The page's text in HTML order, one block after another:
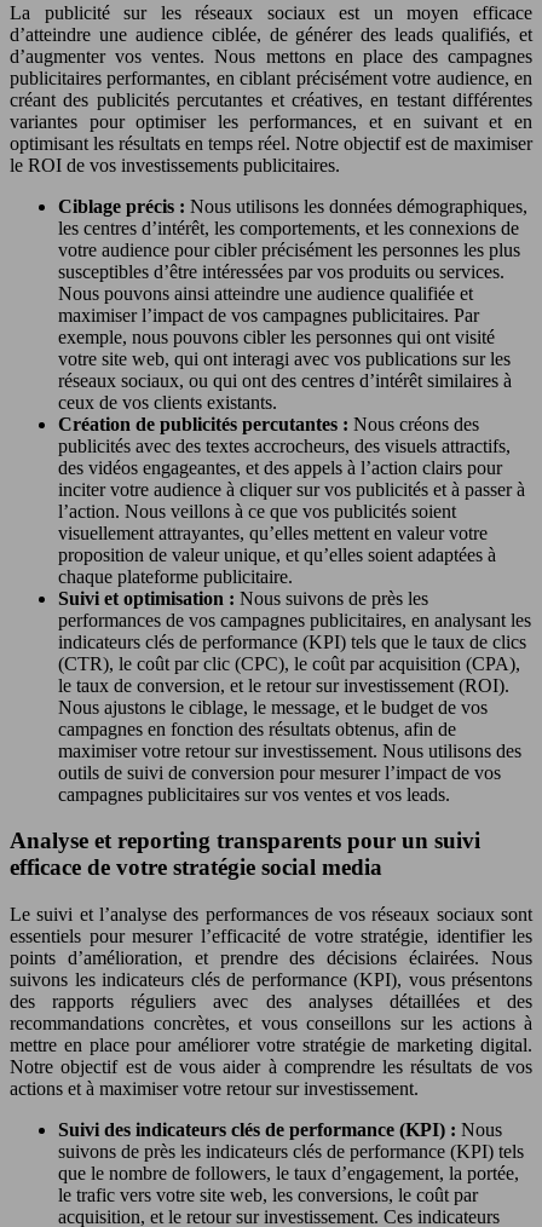
La publicité sur les réseaux sociaux est un moyen efficace
d’atteindre une audience ciblée, de générer des leads qualifiés, et
d’augmenter vos ventes. Nous mettons en place des campagnes
publicitaires performantes, en ciblant précisément votre audience, en
créant des publicités percutantes et créatives, en testant différentes
variantes pour optimiser les performances, et en suivant et en
optimisant les résultats en temps réel. Notre objectif est de maximiser
le ROI de vos investissements publicitaires.
Ciblage précis : Nous utilisons les données démographiques,
les centres d’intérêt, les comportements, et les connexions de
votre audience pour cibler précisément les personnes les plus
susceptibles d’être intéressées par vos produits ou services.
Nous pouvons ainsi atteindre une audience qualifiée et
maximiser l’impact de vos campagnes publicitaires. Par
exemple, nous pouvons cibler les personnes qui ont visité
votre site web, qui ont interagi avec vos publications sur les
réseaux sociaux, ou qui ont des centres d’intérêt similaires à
ceux de vos clients existants.
Création de publicités percutantes : Nous créons des
publicités avec des textes accrocheurs, des visuels attractifs,
des vidéos engageantes, et des appels à l’action clairs pour
inciter votre audience à cliquer sur vos publicités et à passer à
l’action. Nous veillons à ce que vos publicités soient
visuellement attrayantes, qu’elles mettent en valeur votre
proposition de valeur unique, et qu’elles soient adaptées à
chaque plateforme publicitaire.
Suivi et optimisation : Nous suivons de près les
performances de vos campagnes publicitaires, en analysant les
indicateurs clés de performance (KPI) tels que le taux de clics
(CTR), le coût par clic (CPC), le coût par acquisition (CPA),
le taux de conversion, et le retour sur investissement (ROI).
Nous ajustons le ciblage, le message, et le budget de vos
campagnes en fonction des résultats obtenus, afin de
maximiser votre retour sur investissement. Nous utilisons des
outils de suivi de conversion pour mesurer l’impact de vos
campagnes publicitaires sur vos ventes et vos leads.
Analyse et reporting transparents pour un suivi
efficace de votre stratégie social media
Le suivi et l’analyse des performances de vos réseaux sociaux sont
essentiels pour mesurer l’efficacité de votre stratégie, identifier les
points d’amélioration, et prendre des décisions éclairées. Nous
suivons les indicateurs clés de performance (KPI), vous présentons
des rapports réguliers avec des analyses détaillées et des
recommandations concrètes, et vous conseillons sur les actions à
mettre en place pour améliorer votre stratégie de marketing digital.
Notre objectif est de vous aider à comprendre les résultats de vos
actions et à maximiser votre retour sur investissement.
Suivi des indicateurs clés de performance (KPI) : Nous
suivons de près les indicateurs clés de performance (KPI) tels
que le nombre de followers, le taux d’engagement, la portée,
le trafic vers votre site web, les conversions, le coût par
acquisition, et le retour sur investissement. Ces indicateurs